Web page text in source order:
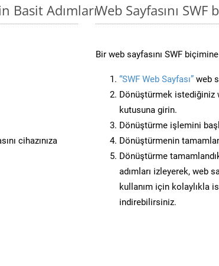
Basit Adımları
cihazınıza
Web Sayfasını
Bir web sayfasını SWF
“SWF Web Sayfası” web
Dönüştürmek istediğiniz
kutusuna girin.
Dönüştürme işlemini
Dönüştürmenin
Dönüştürme
adımları izleyerek, web
kullanım için kolaylıkla
indirebilirsiniz.